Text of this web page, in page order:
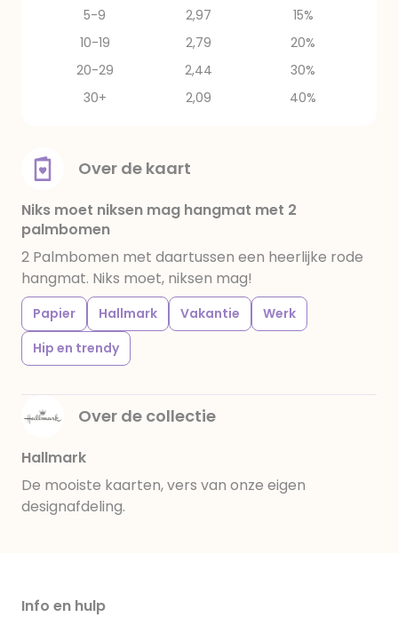
5-9
2,97
15%
10-19
2,79
20%
20-29
2,44
30%
30+
2,09 40%
Over de kaart
Niks moet niksen mag hangmat met 2
palmbomen
2 Palmbomen met daartussen een heerlijke rode
hangmat. Niks moet, niksen mag!
Papier Hallmark Vakantie
Werk
Hip en trendy
Over de collectie
Hallmark
De mooiste kaarten, vers van onze eigen
designafdeling.
Info en hulp